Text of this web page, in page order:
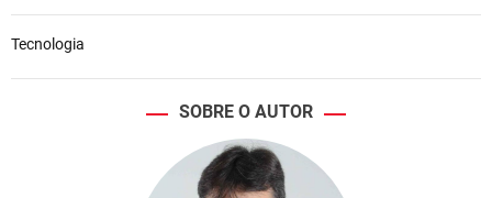
Tecnologia
SOBRE O AUTOR